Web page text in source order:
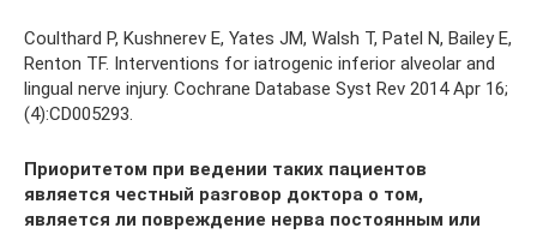
Coulthard P, Kushnerev E, Yates JM, Walsh T, Patel N, Bailey E,
Renton TF. Interventions for iatrogenic inferior alveolar and
lingual nerve injury. Cochrane Database Syst Rev 2014 Apr 16;
(4):CD005293.
Приоритетом при ведении таких пациентов
является честный разговор доктора о том,
является ли повреждение нерва постоянным или